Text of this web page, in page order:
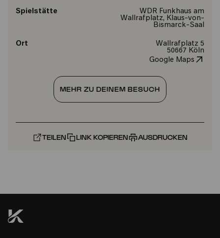
Spielstätte
WDR Funkhaus am
Wallrafplatz, Klaus-von-
Bismarck-Saal
Ort
Wallrafplatz 5
50667 Köln
Google Maps
MEHR ZU DEINEM BESUCH
TEILEN LINK KOPIEREN AUSDRUCKEN